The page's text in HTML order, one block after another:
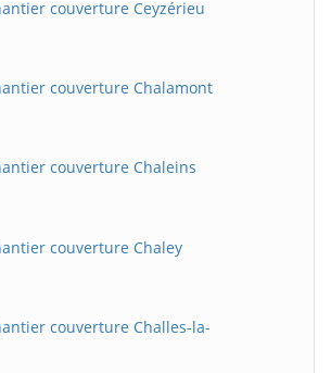
couverture Ceyzérieu
couverture Chalamont
couverture Chaleins
couverture Chaley
couverture Challes-la-